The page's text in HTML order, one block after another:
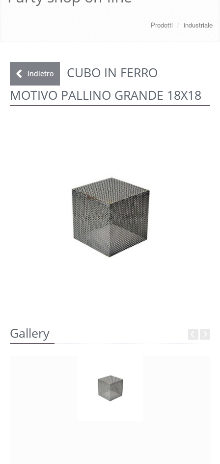
GALLERY
Prodotti / industriale
Indietro
CUBO IN FERRO
MOTIVO PALLINO GRANDE 18X18
Gallery